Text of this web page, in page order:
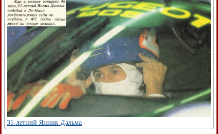
31-летний Янник Дальма